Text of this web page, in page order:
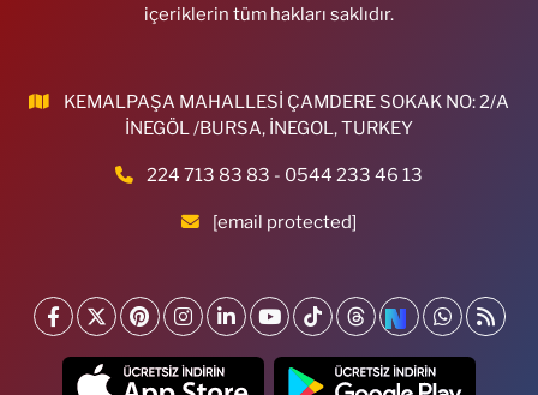
içeriklerin tüm hakları saklıdır.
KEMALPAŞA MAHALLESİ ÇAMDERE SOKAK NO: 2/A
İNEGÖL /BURSA, İNEGOL, TURKEY
224 713 83 83 - 0544 233 46 13
[email protected]